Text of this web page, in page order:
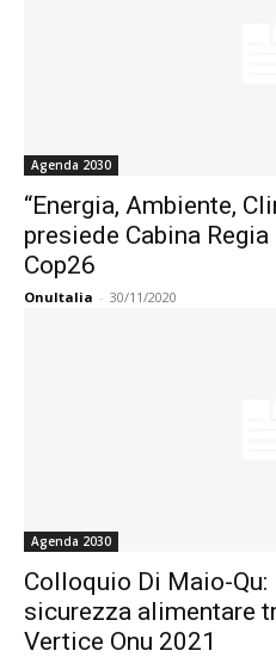
Agenda 2030
“Energia, Ambiente,
presiede Cabina
Cop26
OnuItalia - 30/11/2020
Agenda 2030
Colloquio Di Maio-Qu:
sicurezza alimentare
Vertice Onu 2021